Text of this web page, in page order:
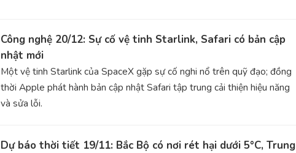
Công nghệ 20/12: Sự cố vệ tinh Starlink, Safari có bản cập
nhật mới
Một vệ tinh Starlink của SpaceX gặp sự cố nghi nổ trên quỹ đạo; đồng
thời Apple phát hành bản cập nhật Safari tập trung cải thiện hiệu năng
và sửa lỗi.
Dự báo thời tiết 19/11: Bắc Bộ có nơi rét hại dưới 5°C, Trung